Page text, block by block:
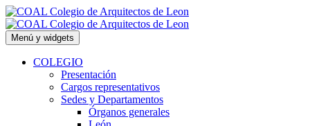
Saltar
al
contenido
Menú y widgets
COLEGIO
Presentación
Cargos representativos
Sedes y Departamentos
Órganos generales